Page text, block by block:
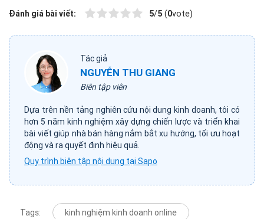
Đánh giá bài viết: 5/5 (0vote)
Tác giả
NGUYỄN THU GIANG
Biên tập viên
Dựa trên nền tảng nghiên cứu nội dung kinh doanh, tôi có
hơn 5 năm kinh nghiệm xây dựng chiến lược và triển khai
bài viết giúp nhà bán hàng nắm bắt xu hướng, tối ưu hoạt
động và ra quyết định hiệu quả.
Quy trình biên tập nội dung tại Sapo
Tags: kinh nghiệm kinh doanh online